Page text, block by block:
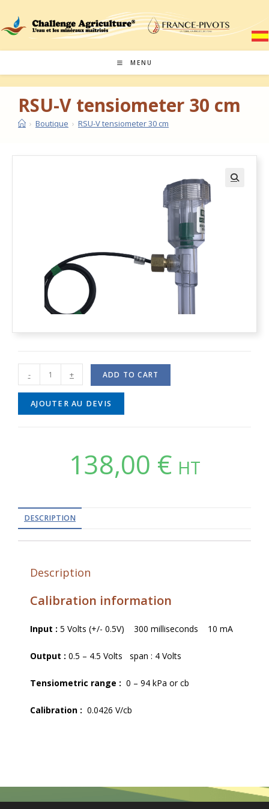
MENU
RSU-V tensiometer 30 cm
› Boutique › RSU-V tensiometer 30 cm
- + ADD TO CART
AJOUTER AU DEVIS
138,00 € HT
DESCRIPTION
Description
Calibration information
Input : 5 Volts (+/- 0.5V) 300 milliseconds 10 mA
Output : 0.5 – 4.5 Volts span : 4 Volts
Tensiometric range : 0 – 94 kPa or cb
Calibration : 0.0426 V/cb